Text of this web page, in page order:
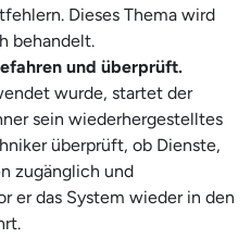
Dieses Thema wird
behandelt.
und überprüft.
wurde, startet der
sein wiederhergestelltes
überprüft, ob Dienste,
zugänglich und
er das System wieder in den